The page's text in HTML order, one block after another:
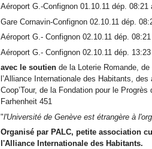
Aéroport G.-Confignon 01.10.11 dép.
Gare Cornavin-Confignon 02.10.11 dép.
Aéroport G.- Confignon 02.10.11 dép.
Aéroport G.- Confignon 02.10.11 dép.
avec le soutiende la Loterie Romande,
l’Alliance Internationale des Habitants,
Coop’Tour, de la Fondation pour le Progrès
Farhenheit 451
"l'Université de Genève est étrangère à
Organisé par PALC, petite association
l'Alliance Internationale des Habitants.